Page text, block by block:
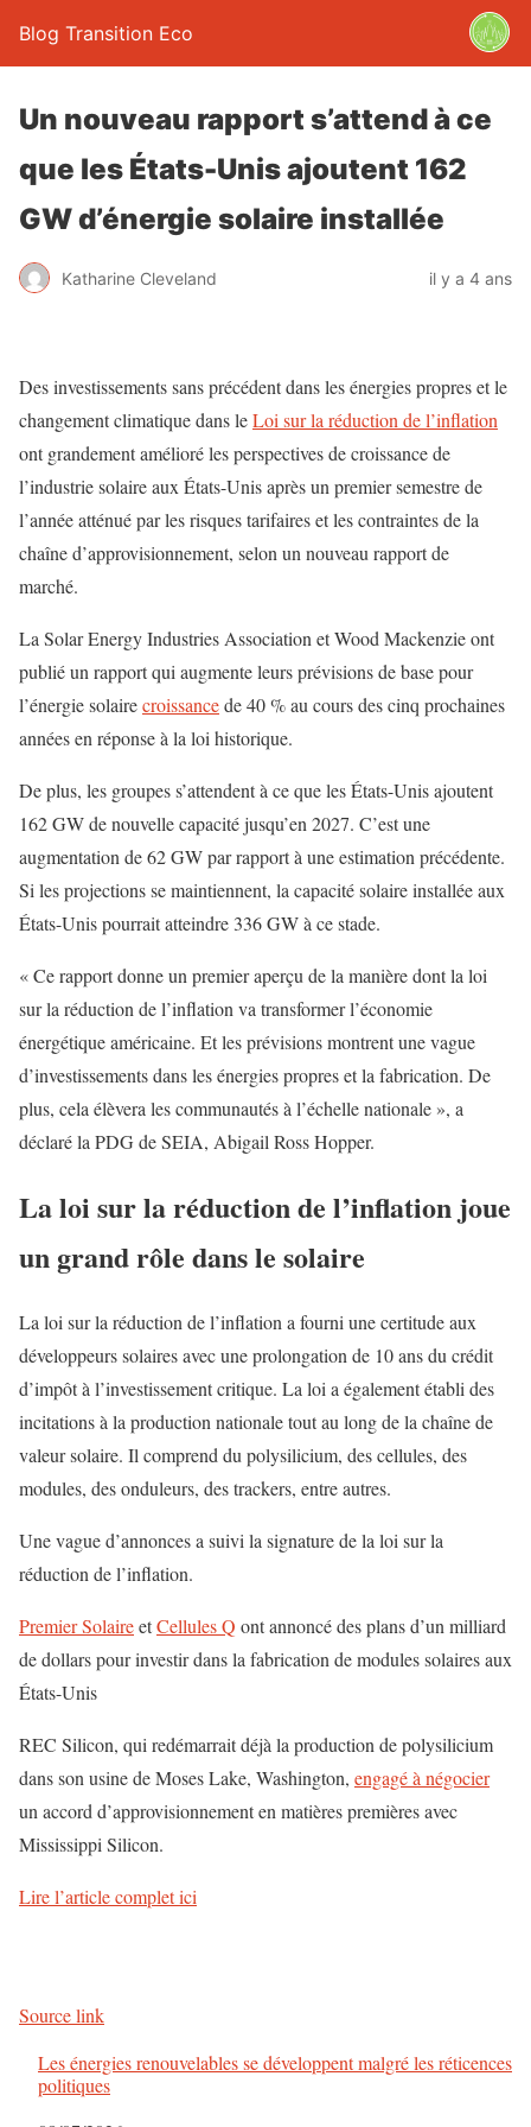
Blog Transition Eco
Un nouveau rapport s’attend à ce
que les États-Unis ajoutent 162
GW d’énergie solaire installée
Katharine Cleveland il y a 4 ans
Des investissements sans précédent dans les énergies propres et le
changement climatique dans leLoi sur la réduction de l’inflation
ont grandement amélioré les perspectives de croissance de
l’industrie solaire aux États-Unis après un premier semestre de
l’année atténué par les risques tarifaires et les contraintes de la
chaîne d’approvisionnement, selon un nouveau rapport de
marché.
La Solar Energy Industries Association et Wood Mackenzie ont
publié un rapport qui augmente leurs prévisions de base pour
l’énergie solairecroissancede 40 % au cours des cinq prochaines
années en réponse à la loi historique.
De plus, les groupes s’attendent à ce que les États-Unis ajoutent
162 GW de nouvelle capacité jusqu’en 2027. C’est une
augmentation de 62 GW par rapport à une estimation précédente.
Si les projections se maintiennent, la capacité solaire installée aux
États-Unis pourrait atteindre 336 GW à ce stade.
« Ce rapport donne un premier aperçu de la manière dont la loi
sur la réduction de l’inflation va transformer l’économie
énergétique américaine. Et les prévisions montrent une vague
d’investissements dans les énergies propres et la fabrication. De
plus, cela élèvera les communautés à l’échelle nationale », a
déclaré la PDG de SEIA, Abigail Ross Hopper.
La loi sur la réduction de l’inflation joue
un grand rôle dans le solaire
La loi sur la réduction de l’inflation a fourni une certitude aux
développeurs solaires avec une prolongation de 10 ans du crédit
d’impôt à l’investissement critique. La loi a également établi des
incitations à la production nationale tout au long de la chaîne de
valeur solaire. Il comprend du polysilicium, des cellules, des
modules, des onduleurs, des trackers, entre autres.
Une vague d’annonces a suivi la signature de la loi sur la
réduction de l’inflation.
Premier SolaireetCellules Q ont annoncé des plans d’un milliard
de dollars pour investir dans la fabrication de modules solaires aux
États-Unis
REC Silicon, qui redémarrait déjà la production de polysilicium
dans son usine de Moses Lake, Washington, engagé à négocier
un accord d’approvisionnement en matières premières avec
Mississippi Silicon.
Lire l’article complet ici
Source link
Les énergies renouvelables se développent malgré les réticences
politiques